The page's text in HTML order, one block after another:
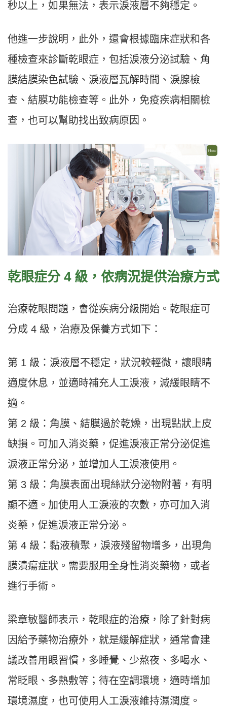
秒以上，如果無法，表示淚液層不夠穩定。
他進一步說明，此外，還會根據臨床症狀和各
種檢查來診斷乾眼症，包括淚液分泌試驗、角
膜結膜染色試驗、淚液層瓦解時間、淚腺檢
查、結膜功能檢查等。此外，免疫疾病相關檢
查，也可以幫助找出致病原因。
乾眼症分 4 級，依病況提供治療方式
治療乾眼問題，會從疾病分級開始。乾眼症可
分成 4 級，治療及保養方式如下：
第 1 級：淚液層不穩定，狀況較輕微，讓眼睛
適度休息，並適時補充人工淚液，減緩眼睛不
適。
第 2 級：角膜、結膜過於乾燥，出現點狀上皮
缺損。可加入消炎藥，促進淚液正常分泌促進
淚液正常分泌，並增加人工淚液使用。
第 3 級：角膜表面出現絲狀分泌物附著，有明
顯不適。加使用人工淚液的次數，亦可加入消
炎藥，促進淚液正常分泌。
第 4 級：黏液積聚，淚液殘留物增多，出現角
膜潰瘍症狀。需要服用全身性消炎藥物，或者
進行手術。
梁章敏醫師表示，乾眼症的治療，除了針對病
因給予藥物治療外，就是緩解症狀，通常會建
議改善用眼習慣，多睡覺、少熬夜、多喝水、
常眨眼、多熱敷等；待在空調環境，適時增加
環境濕度，也可使用人工淚液維持濕潤度。